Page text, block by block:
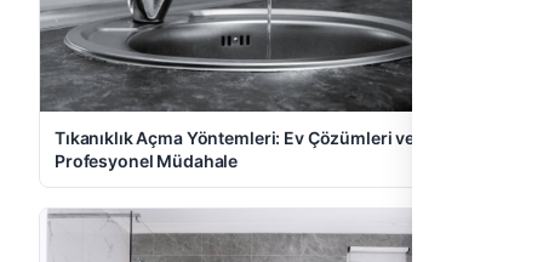
Tıkanıklık Açma Yöntemleri: Ev Çözümleri ve
Profesyonel Müdahale